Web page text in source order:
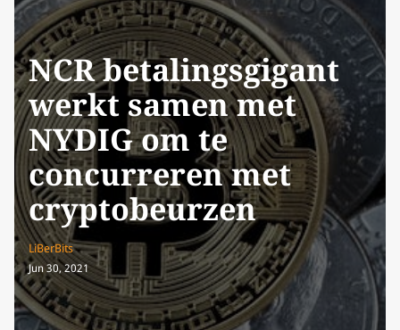
NCR betalingsgigant
werkt samen met
NYDIG om te
concurreren met
cryptobeurzen
LiBerBits
Jun 30, 2021